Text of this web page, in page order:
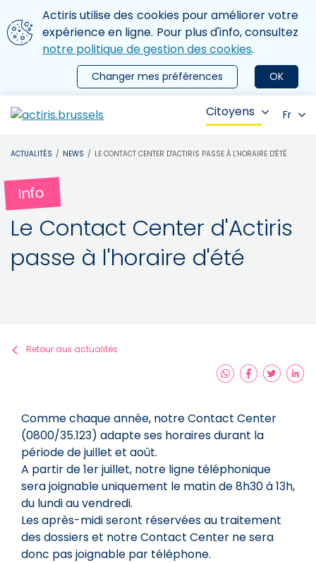
Aller au contenu principal
Nous utilisons des cookies
Actiris utilise des cookies pour améliorer votre
expérience en ligne. Pour plus d'info, consultez
notre politique de gestion des cookies.
OK
Changer mes préférences
le menu
Citoyens Fr
ACTUALITÉS NEWS LE CONTACT CENTER D'ACTIRIS PASSE À L'HORAIRE D'ÉTÉ
Info
Le Contact Center d'Actiris
passe à l'horaire d'été
Retour aux actualités
Comme chaque année, notre Contact Center
(0800/35.123) adapte ses horaires durant la
période de juillet et août.
A partir de 1er juillet, notre ligne téléphonique
sera joignable uniquement le matin de 8h30 à 13h,
du lundi au vendredi.
Les après-midi seront réservées au traitement
des dossiers et notre Contact Center ne sera
donc pas joignable par téléphone.